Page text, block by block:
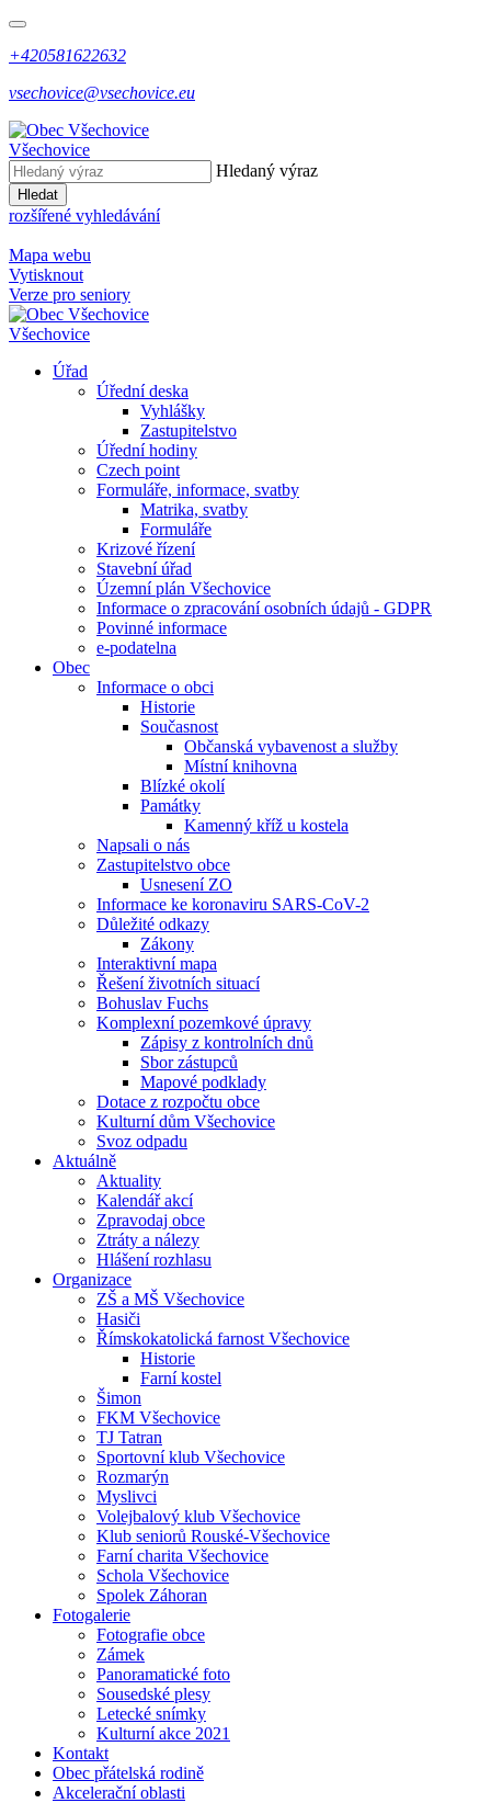
+420581622632
vsechovice@vsechovice.eu
Všechovice
Hledaný výraz
Hledat
rozšířené vyhledávání
Mapa webu
Vytisknout
Verze pro seniory
Všechovice
Úřad
Úřední deska
Vyhlášky
Zastupitelstvo
Úřední hodiny
Czech point
Formuláře, informace, svatby
Matrika, svatby
Formuláře
Krizové řízení
Stavební úřad
Územní plán Všechovice
Informace o zpracování osobních údajů - GDPR
Povinné informace
e-podatelna
Obec
Informace o obci
Historie
Současnost
Občanská vybavenost a služby
Místní knihovna
Blízké okolí
Památky
Kamenný kříž u kostela
Napsali o nás
Zastupitelstvo obce
Usnesení ZO
Informace ke koronaviru SARS-CoV-2
Důležité odkazy
Zákony
Interaktivní mapa
Řešení životních situací
Bohuslav Fuchs
Komplexní pozemkové úpravy
Zápisy z kontrolních dnů
Sbor zástupců
Mapové podklady
Dotace z rozpočtu obce
Kulturní dům Všechovice
Svoz odpadu
Aktuálně
Aktuality
Kalendář akcí
Zpravodaj obce
Ztráty a nálezy
Hlášení rozhlasu
Organizace
ZŠ a MŠ Všechovice
Hasiči
Římskokatolická farnost Všechovice
Historie
Farní kostel
Šimon
FKM Všechovice
TJ Tatran
Sportovní klub Všechovice
Rozmarýn
Myslivci
Volejbalový klub Všechovice
Klub seniorů Rouské-Všechovice
Farní charita Všechovice
Schola Všechovice
Spolek Záhoran
Fotogalerie
Fotografie obce
Zámek
Panoramatické foto
Sousedské plesy
Letecké snímky
Kulturní akce 2021
Kontakt
Obec přátelská rodině
Akcelerační oblasti